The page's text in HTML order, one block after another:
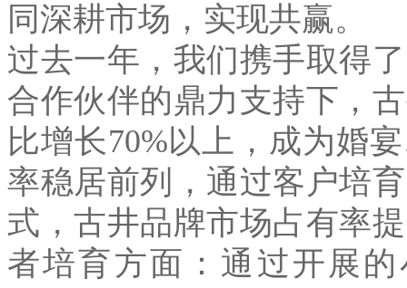
同深耕市场，实现共赢。
过去一年，我们携手取得
合作伙伴的鼎力支持下，
比增长70%以上，成为婚
率稳居前列，通过客户培
式，古井品牌市场占有率
者培育方面：通过开展